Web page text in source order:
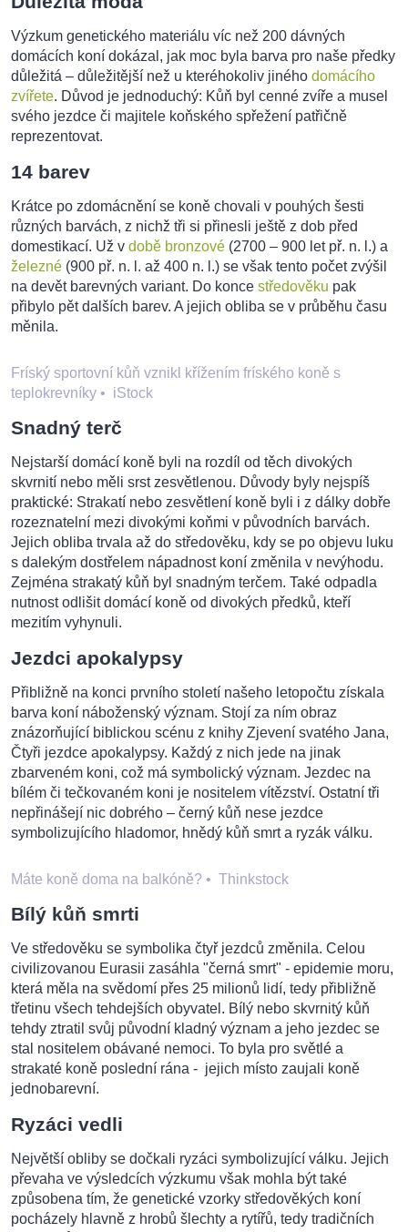
Výzkum genetického materiálu víc než 200 dávných
domácích koní dokázal, jak moc byla barva pro naše předky
důležitá – důležitější než u kteréhokoliv jiného domácího
zvířete. Důvod je jednoduchý: Kůň byl cenné zvíře a musel
svého jezdce či majitele koňského spřežení patřičně
reprezentovat.
14 barev
Krátce po zdomácnění se koně chovali v pouhých šesti
různých barvách, z nichž tři si přinesli ještě z dob před
domestikací. Už v době bronzové (2700 – 900 let př. n. l.) a
železné (900 př. n. l. až 400 n. l.) se však tento počet zvýšil
na devět barevných variant. Do konce středověku pak
přibylo pět dalších barev. A jejich obliba se v průběhu času
měnila.
Fríský sportovní kůň vznikl křížením fríského koně s
teplokrevníky • iStock
Snadný terč
Nejstarší domácí koně byli na rozdíl od těch divokých
skvrnití nebo měli srst zesvětlenou. Důvody byly nejspíš
praktické: Strakatí nebo zesvětlení koně byli i z dálky dobře
rozeznatelní mezi divokými koňmi v původních barvách.
Jejich obliba trvala až do středověku, kdy se po objevu luku
s dalekým dostřelem nápadnost koní změnila v nevýhodu.
Zejména strakatý kůň byl snadným terčem. Také odpadla
nutnost odlišit domácí koně od divokých předků, kteří
mezitím vyhynuli.
Jezdci apokalypsy
Přibližně na konci prvního století našeho letopočtu získala
barva koní náboženský význam. Stojí za ním obraz
znázorňující biblickou scénu z knihy Zjevení svatého Jana,
Čtyři jezdce apokalypsy. Každý z nich jede na jinak
zbarveném koni, což má symbolický význam. Jezdec na
bílém či tečkovaném koni je nositelem vítězství. Ostatní tři
nepřinášejí nic dobrého – černý kůň nese jezdce
symbolizujícího hladomor, hnědý kůň smrt a ryzák válku.
Máte koně doma na balkóně? • Thinkstock
Bílý kůň smrti
Ve středověku se symbolika čtyř jezdců změnila. Celou
civilizovanou Eurasii zasáhla "černá smrt" - epidemie moru,
která měla na svědomí přes 25 milionů lidí, tedy přibližně
třetinu všech tehdejších obyvatel. Bílý nebo skvrnitý kůň
tehdy ztratil svůj původní kladný význam a jeho jezdec se
stal nositelem obávané nemoci. To byla pro světlé a
strakaté koně poslední rána - jejich místo zaujali koně
jednobarevní.
Ryzáci vedli
Největší obliby se dočkali ryzáci symbolizující válku. Jejich
převaha ve výsledcích výzkumu však mohla být také
způsobena tím, že genetické vzorky středověkých koní
pocházely hlavně z hrobů šlechty a rytířů, tedy tradičních